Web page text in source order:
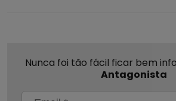
Nunca foi tão fácil ficar bem
Antagonista